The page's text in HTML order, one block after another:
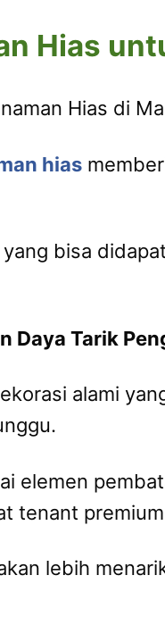
Hias
hias
bisa
Daya Tarik
alami
elemen
tenant
lebih